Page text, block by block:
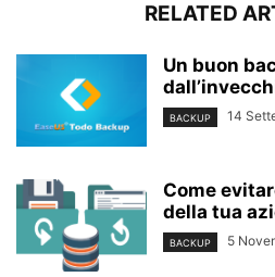
RELATED
Un buon
BACKUP 14
Come
della tua
BACKUP 5